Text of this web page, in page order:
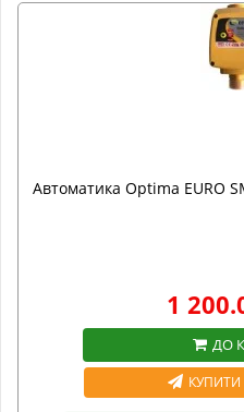
Автоматика Optima EURO
1
ДО
КУПИТИ